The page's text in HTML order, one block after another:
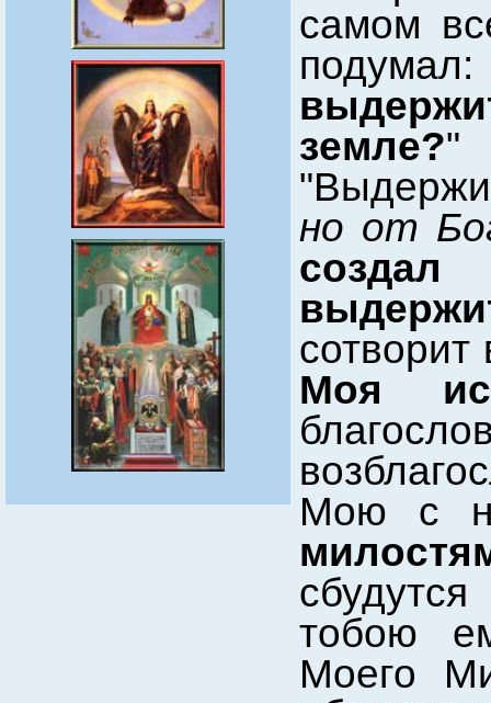
самом
земле?"
но от
Моя
Мою с
тобою
Моего